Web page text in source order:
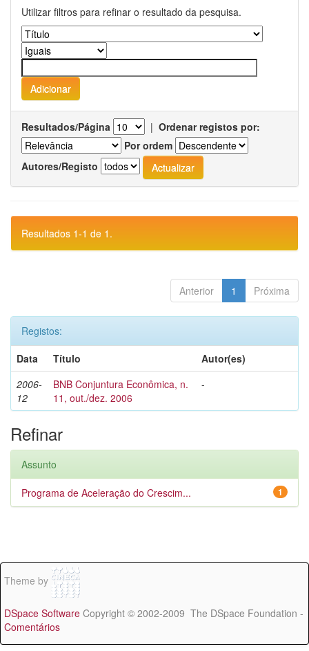
Utilizar filtros para refinar o resultado da pesquisa.
Resultados/Página | Ordenar registos por:
Por ordem
Autores/Registo
Resultados 1-1 de 1.
Anterior 1 Próxima
Registos:
Data
Título
Autor(es)
2006-
12
BNB Conjuntura Econômica, n.
11, out./dez. 2006
-
Refinar
Assunto
1
Programa de Aceleração do Crescim...
Theme by
DSpace Software Copyright © 2002-2009 The DSpace Foundation -
Comentários